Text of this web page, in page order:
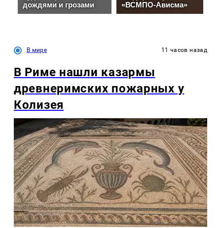
В мире 11 часов назад
В Риме нашли казармы
древнеримских пожарных у
Колизея